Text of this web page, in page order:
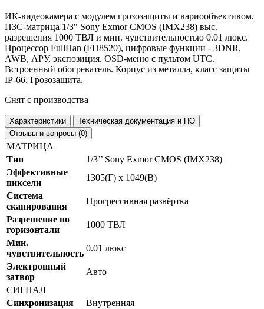
ИК-видеокамера с модулем грозозащиты и вариообъективом.
ПЗС-матрица 1/3" Sony Exmor CMOS (IMX238) выс.
разрешения 1000 ТВЛ и мин. чувствительностью 0.01 люкс.
Процессор FullHan (FH8520), цифровые функции - 3DNR,
AWB, АРУ, экспозиция. OSD-меню с пультом UTC.
Встроенный обогреватель. Корпус из металла, класс защиты
IP-66. Грозозащита.
Снят с производства
Характеристики
Техническая документация и ПО
Отзывы и вопросы (0)
МАТРИЦА
Тип
1/3’’ Sony Exmor CMOS (IMX238)
Эффективные
пиксели
1305(Г) х 1049(В)
Система
сканирования
Прогрессивная развёртка
Разрешение по
горизонтали
1000 ТВЛ
Мин.
чувствительность
0.01 люкс
Электронный
затвор
Авто
СИГНАЛ
Синхронизация
Внутренняя